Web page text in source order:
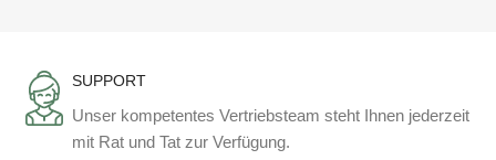
SUPPORT
Unser kompetentes Vertriebsteam steht Ihnen jederzeit
mit Rat und Tat zur Verfügung.